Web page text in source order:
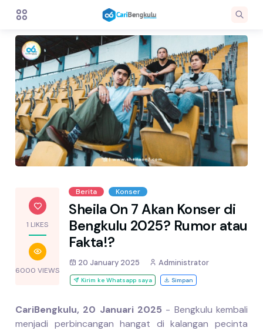
1 LIKES
6000 VIEWS
Berita Konser
Sheila On 7 Akan Konser di
Bengkulu 2025? Rumor atau
Fakta!?
20 January 2025 Administrator
Kirim ke Whatsapp saya Simpan
CariBengkulu, 20 Januari 2025 - Bengkulu kembali
menjadi perbincangan hangat di kalangan pecinta